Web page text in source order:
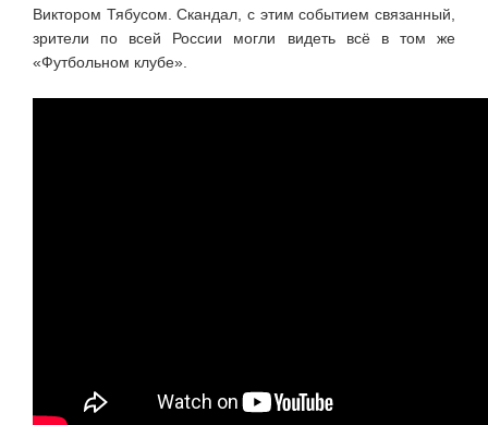
Виктором Тябусом. Скандал, с этим событием связанный,
зрители по всей России могли видеть всё в том же
«Футбольном клубе».